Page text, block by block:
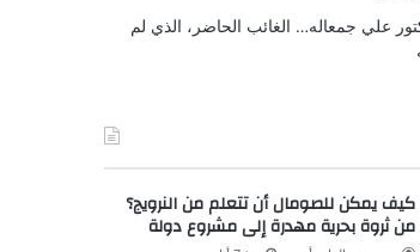
علي جمعاله… الغائب الحاضر، الذي لم
كيف يمكن للصومال أن تتعلم من النرويج؟
من ثروة بحرية مهدرة إلى مشروع دولة